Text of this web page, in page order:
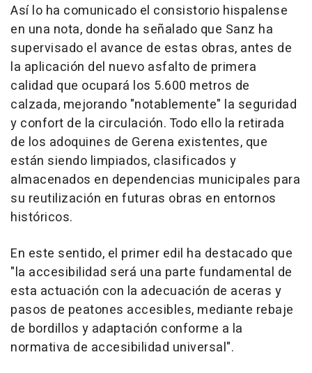
Así lo ha comunicado el consistorio hispalense
en una nota, donde ha señalado que Sanz ha
supervisado el avance de estas obras, antes de
la aplicación del nuevo asfalto de primera
calidad que ocupará los 5.600 metros de
calzada, mejorando "notablemente" la seguridad
y confort de la circulación. Todo ello la retirada
de los adoquines de Gerena existentes, que
están siendo limpiados, clasificados y
almacenados en dependencias municipales para
su reutilización en futuras obras en entornos
históricos.
En este sentido, el primer edil ha destacado que
"la accesibilidad será una parte fundamental de
esta actuación con la adecuación de aceras y
pasos de peatones accesibles, mediante rebaje
de bordillos y adaptación conforme a la
normativa de accesibilidad universal".